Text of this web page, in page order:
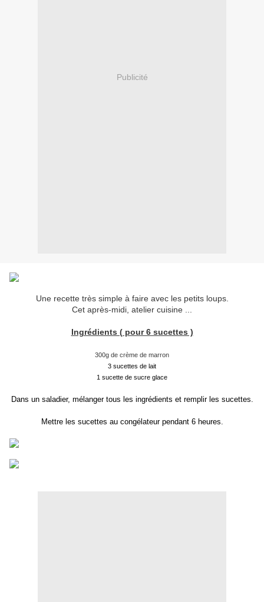
Publicité
Une recette très simple à faire avec les petits loups.
Cet après-midi, atelier cuisine ...
Ingrédients ( pour 6 sucettes )
300g de crème de marron
3 sucettes de lait
1 sucette de sucre glace
Dans un saladier, mélanger tous les ingrédients et remplir les sucettes.
Mettre les sucettes au congélateur pendant 6 heures.